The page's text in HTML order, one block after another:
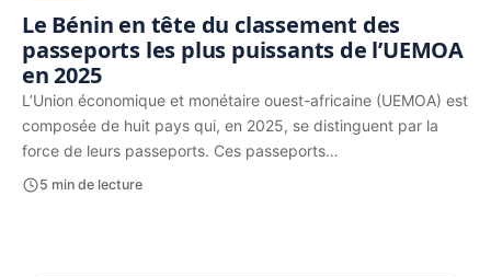
Le Bénin en tête du classement des
passeports les plus puissants de l’UEMOA
en 2025
L’Union économique et monétaire ouest-africaine (UEMOA) est
composée de huit pays qui, en 2025, se distinguent par la
force de leurs passeports. Ces passeports…
5 min de lecture